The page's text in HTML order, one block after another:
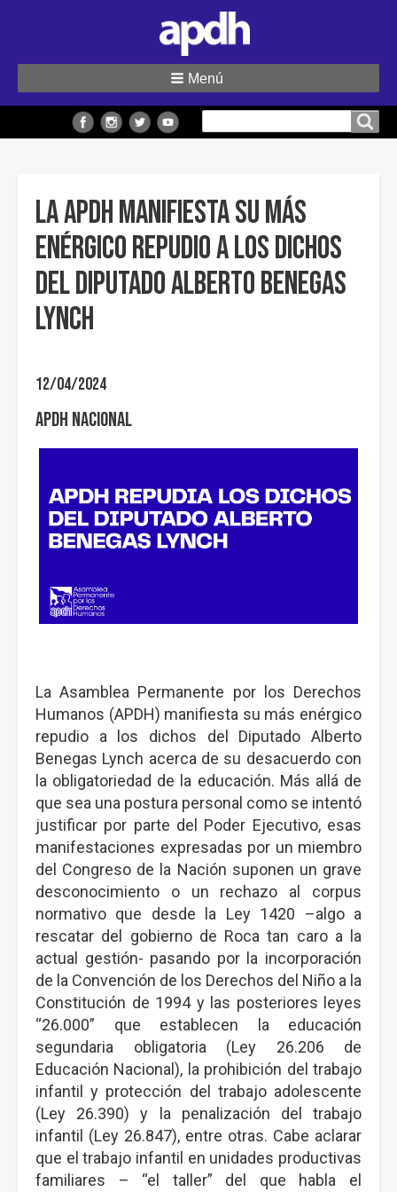
sitio
Menú
La APDH manifiesta su más
enérgico repudio a los dichos
del Diputado Alberto Benegas
Lynch
12/04/2024
APDH Nacional
La Asamblea Permanente por los Derechos
Humanos (APDH) manifiesta su más enérgico
repudio a los dichos del Diputado Alberto
Benegas Lynch acerca de su desacuerdo con
la obligatoriedad de la educación. Más allá de
que sea una postura personal como se intentó
justificar por parte del Poder Ejecutivo, esas
manifestaciones expresadas por un miembro
del Congreso de la Nación suponen un grave
desconocimiento o un rechazo al corpus
normativo que desde la Ley 1420 –algo a
rescatar del gobierno de Roca tan caro a la
actual gestión- pasando por la incorporación
de la Convención de los Derechos del Niño a la
Constitución de 1994 y las posteriores leyes
“26.000” que establecen la educación
segundaria obligatoria (Ley 26.206 de
Educación Nacional), la prohibición del trabajo
infantil y protección del trabajo adolescente
(Ley 26.390) y la penalización del trabajo
infantil (Ley 26.847), entre otras. Cabe aclarar
que el trabajo infantil en unidades productivas
familiares – “el taller” del que habla el